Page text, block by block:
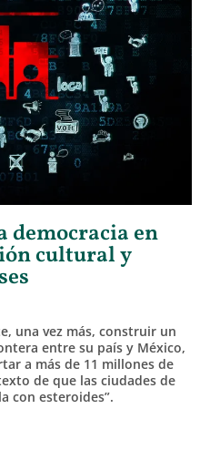
democracia en
cultural y
una vez más, construir un
entre su país y México,
a más de 11 millones de
de que las ciudades de
con esteroides”.